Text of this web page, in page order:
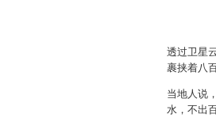
透过卫星
裹挟着八
当地人说
水，不出